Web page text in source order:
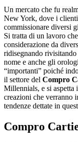
Un mercato che fu
New York, dove i
commissionare diversi
Si tratta di un lavoro
considerazione da
ridisegnando
nome e anche gli
“importanti” poiché
il settore del Compro
Millennials, e si aspetta
creazioni che verranno
tendenze dettate in
Compro